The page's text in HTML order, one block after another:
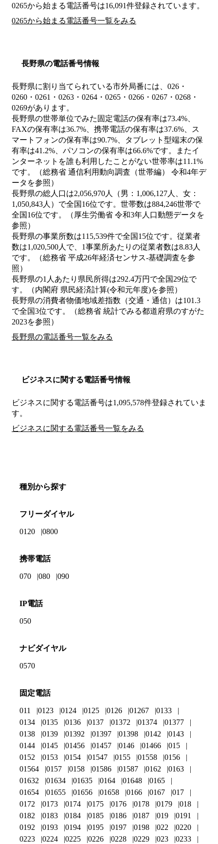
0265から始まる電話番号は16,091件登録されています。
0265から始まる電話番号一覧をみる
長野県の電話番号情報
長野県に割り当てられている市外局番には、026・
0260・0261・0263・0264・0265・0266・0267・0268・
0269があります。
長野県の世帯単位でみた固定電話の保有率は73.4%、
FAXの保有率は36.7%、携帯電話の保有率は37.6%、ス
マートフォンの保有率は90.7%、タブレット型端末の保
有率は41.2%、パソコンの保有率は66.6%です。またイ
ンターネットを誰も利用したことがない世帯率は11.1%
です。（総務省 通信利用動向調査（世帯編） 令和4年デ
ータを参照）
長野県の総人口は2,056,970人（男：1,006,127人、女：
1,050,843人）で全国16位です。世帯数は884,246世帯で
全国16位です。（厚生労働省 令和3年人口動態データを
参照）
長野県の事業所数は115,539件で全国15位です。従業者
数は1,020,500人で、1事業所あたりの従業者数は8.83人
です。（総務省 平成26年経済センサス‐基礎調査を参
照）
長野県の1人あたり県民所得は292.4万円で全国29位で
す。（内閣府 県民経済計算(令和元年度)を参照）
長野県の消費者物価地域差指数（交通・通信）は101.3
で全国3位です。（総務省 統計でみる都道府県のすがた
2023を参照）
長野県の電話番号一覧をみる
ビジネスに関する電話番号情報
ビジネスに関する電話番号は1,095,578件登録されていま
す。
ビジネスに関する電話番号一覧をみる
種別から探す
フリーダイヤル
0120 0800
携帯電話
070 080 090
IP電話
050
ナビダイヤル
0570
固定電話
011 0123 0124 0125 0126 01267
0133
0134
0135 0136 0137 01372 01374
01377
0138
0139 01392 01397 01398 0142
0143
0144
0145 01456 01457 0146 01466
015
0152
0153 0154 01547 0155 01558
0156
01564
0157 0158 01586 01587 0162
0163
01632
01634 01635 0164 01648
0165
01654
01655 01656 01658 0166 0167
017
0172
0173 0174 0175 0176 0178 0179
018
0182
0183 0184 0185 0186 0187 019
0191
0192
0193 0194 0195 0197 0198 022
0220
0223
0224 0225 0226 0228 0229 023 0233